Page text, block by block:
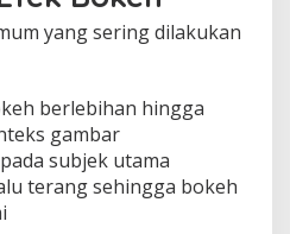
yang sering dilakukan
berlebihan hingga
gambar
subjek utama
terang sehingga bokeh